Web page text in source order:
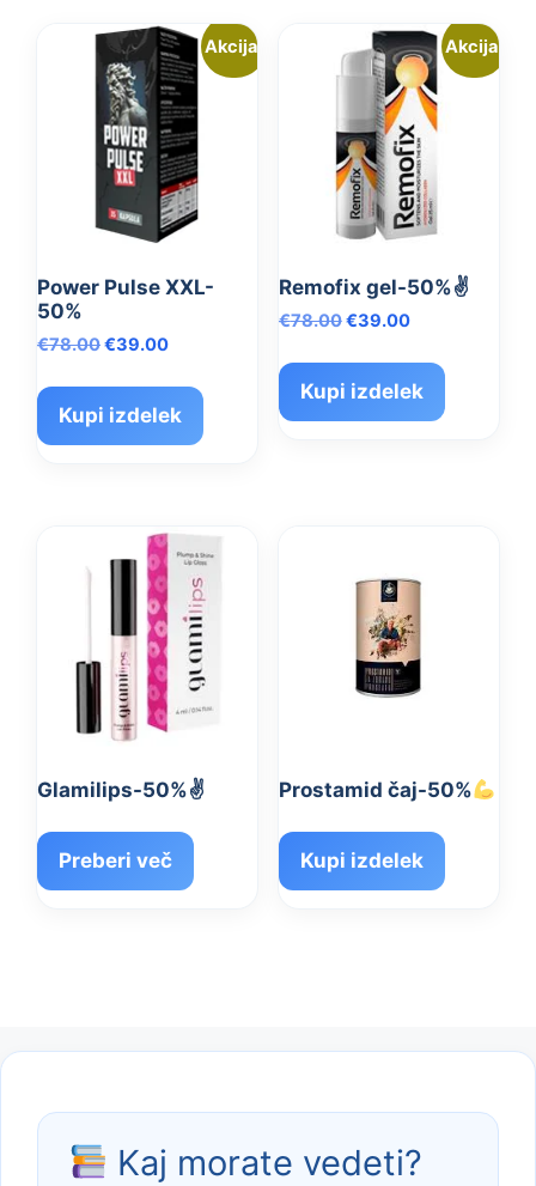
Akcija!
Power Pulse XXL-
50%
€78.00Izvirna
je
bila:
€78.00.
€39.00Trenutna
je:
€39.00.
Kupi izdelek
Akcija!
Remofix gel-50%✌️
€78.00Izvirna
je
bila:
€78.00.
€39.00Trenutna
je:
€39.00.
Kupi izdelek
Glamilips-50%✌️
Preberi več
Prostamid čaj-50%
Kupi izdelek
Kaj morate vedeti?